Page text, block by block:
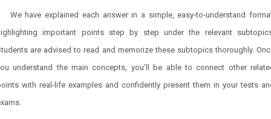
We have explained each answer in a simple, easy-to-understand
important points step by step under the relevant
are advised to read and memorize these subtopics thoroughly.
understand the main concepts, you’ll be able to connect other
with real-life examples and confidently present them in your tests